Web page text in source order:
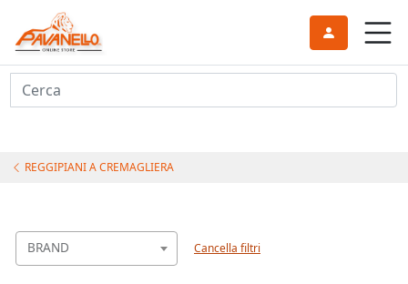
Cerca
REGGIPIANI A CREMAGLIERA
BRAND Cancella filtri